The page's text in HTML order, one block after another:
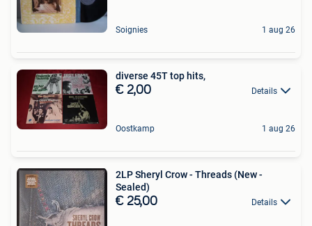
Soignies 1 aug 26
diverse 45T top hits,
€ 2,00 Details
Oostkamp 1 aug 26
2LP Sheryl Crow - Threads (New -
Sealed)
€ 25,00 Details